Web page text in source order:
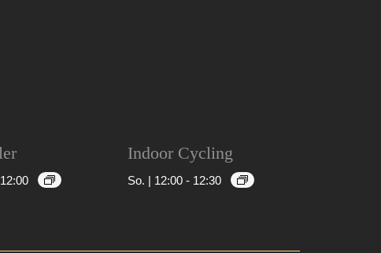
12:00
Indoor Cycling
So. | 12:00 - 12:30